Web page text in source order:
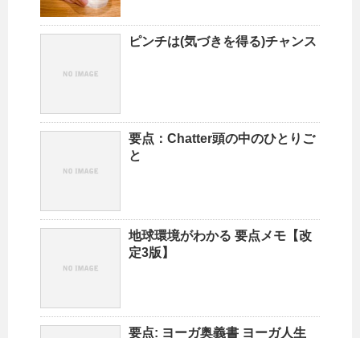
ピンチは(気づきを得る)チャンス
要点：Chatter頭の中のひとりご
と
地球環境がわかる 要点メモ【改
定3版】
要点: ヨーガ奥義書 ヨーガ人生